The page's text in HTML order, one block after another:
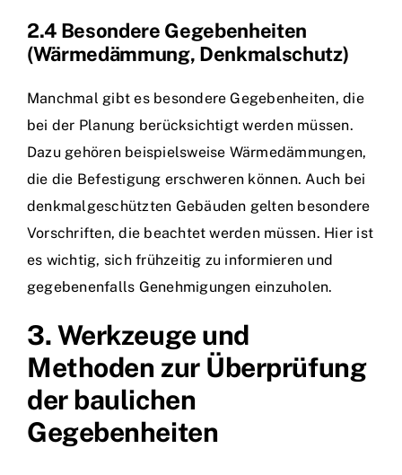
2.4 Besondere Gegebenheiten
(Wärmedämmung, Denkmalschutz)
Manchmal gibt es besondere Gegebenheiten, die
bei der Planung berücksichtigt werden müssen.
Dazu gehören beispielsweise Wärmedämmungen,
die die Befestigung erschweren können. Auch bei
denkmalgeschützten Gebäuden gelten besondere
Vorschriften, die beachtet werden müssen. Hier ist
es wichtig, sich frühzeitig zu informieren und
gegebenenfalls Genehmigungen einzuholen.
3. Werkzeuge und
Methoden zur Überprüfung
der baulichen
Gegebenheiten